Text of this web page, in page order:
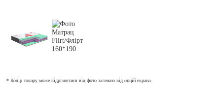
* Колір товару може відрізнятися від фото залежно від опцій екрана.